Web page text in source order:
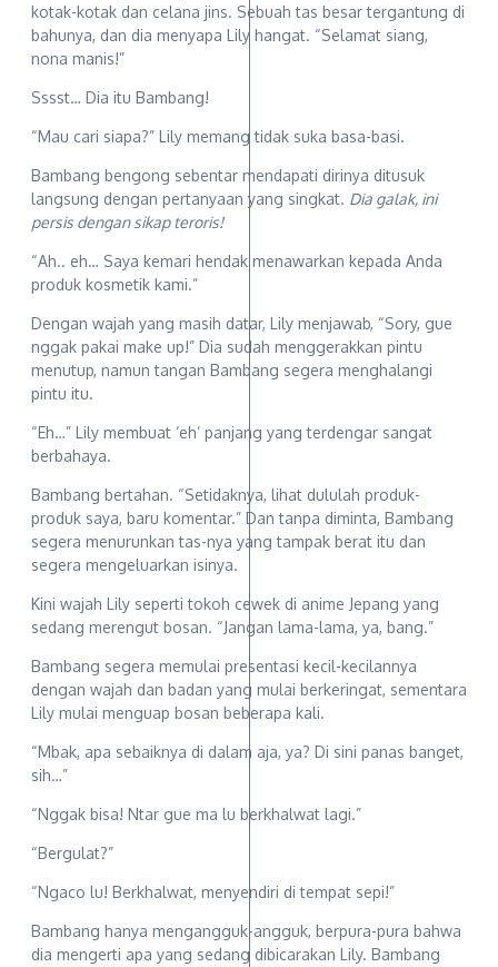
kotak-kotak dan celana jins. Sebuah tas besar tergantung di
bahunya, dan dia menyapa Lily hangat. “Selamat siang,
nona manis!”
Sssst… Dia itu Bambang!
“Mau cari siapa?” Lily memang tidak suka basa-basi.
Bambang bengong sebentar mendapati dirinya ditusuk
langsung dengan pertanyaan yang singkat. Dia galak, ini
persis dengan sikap teroris!
“Ah.. eh… Saya kemari hendak menawarkan kepada Anda
produk kosmetik kami.”
Dengan wajah yang masih datar, Lily menjawab, “Sory, gue
nggak pakai make up!” Dia sudah menggerakkan pintu
menutup, namun tangan Bambang segera menghalangi
pintu itu.
“Eh…” Lily membuat ‘eh’ panjang yang terdengar sangat
berbahaya.
Bambang bertahan. “Setidaknya, lihat dululah produk-
produk saya, baru komentar.” Dan tanpa diminta, Bambang
segera menurunkan tas-nya yang tampak berat itu dan
segera mengeluarkan isinya.
Kini wajah Lily seperti tokoh cewek di anime Jepang yang
sedang merengut bosan. “Jangan lama-lama, ya, bang.”
Bambang segera memulai presentasi kecil-kecilannya
dengan wajah dan badan yang mulai berkeringat, sementara
Lily mulai menguap bosan beberapa kali.
“Mbak, apa sebaiknya di dalam aja, ya? Di sini panas banget,
sih…”
“Nggak bisa! Ntar gue ma lu berkhalwat lagi.”
“Bergulat?”
“Ngaco lu! Berkhalwat, menyendiri di tempat sepi!”
Bambang hanya mengangguk-angguk, berpura-pura bahwa
dia mengerti apa yang sedang dibicarakan Lily. Bambang